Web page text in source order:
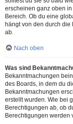
erscheinen ganz oben
Bereich. Ob du eine
hängt von den durch
ab.
Nach oben
Was sind
Bekanntmachungen
des Boards, in dem du
Bekanntmachungen
erstellt wurden. Wie bei
Berechtigungen ab, ob
Berechtigungen werden